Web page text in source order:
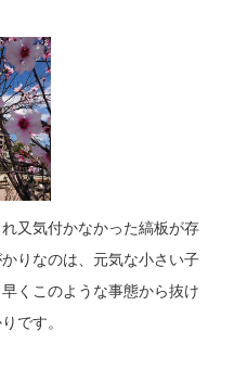
又気付かなかった縞板が存
りなのは、元気な小さい子
くこのような事態から抜け
です。